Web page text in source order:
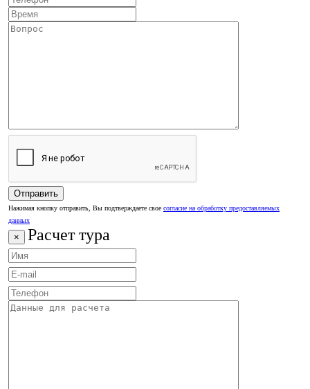
Нажимая кнопку отправить, Вы подтверждаете свое согласие на обработку предоставляемых
данных
× Расчет тура